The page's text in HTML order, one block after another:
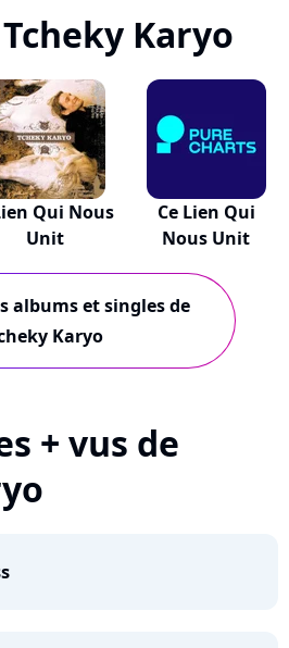
Karyo
Qui Nous
Unit
Ce Lien Qui
Nous Unit
albums et singles de
Karyo
+ vus de